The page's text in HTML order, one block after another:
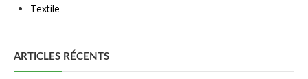
Textile
ARTICLES RÉCENTS